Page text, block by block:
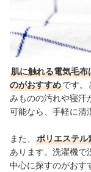
肌に触れる電気毛
のがおすすめです。
みものの汚れや寝汗
可能なら、手軽に清
また、 ポリエステル
あります。洗濯機で
中心に探すのがおす